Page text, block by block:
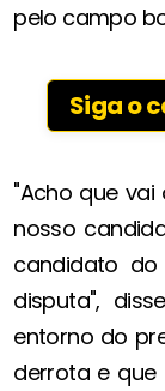
pelo campo
Siga o
"Acho que
nosso
candidato do
disputa",
entorno do
derrota e que